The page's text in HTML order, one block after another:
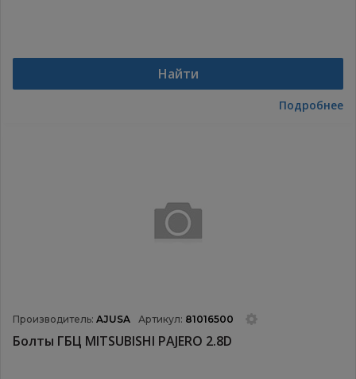
Найти
Подробнее
Производитель: AJUSA Артикул: 81016500
Болты ГБЦ MITSUBISHI PAJERO 2.8D